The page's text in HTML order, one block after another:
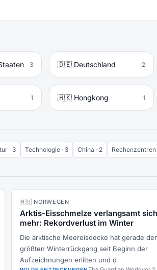
3 🇩🇪 Deutschland 2
1 🇭🇰 Hongkong 1
· 3 Technologie · 3 China · 2 Rechenzentren
🇳🇴 NORWEGEN
Arktis-Eisschmelze verlangsamt
mehr: Rekordverlust im Winter
Die arktische Meereisdecke hat gerade
größten Winterrückgang seit Beginn der
Aufzeichnungen erlitten und d